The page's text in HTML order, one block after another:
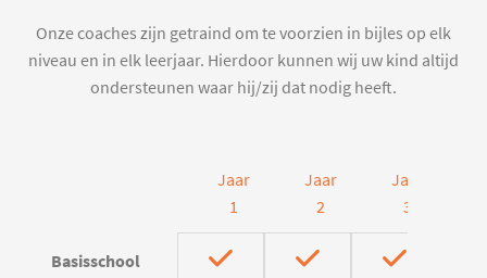
Onze coaches zijn getraind om te voorzien in bijles op elk
niveau en in elk leerjaar. Hierdoor kunnen wij uw kind altijd
ondersteunen waar hij/zij dat nodig heeft.
Jaar
1
Jaar
2
Jaar
3
Basisschool